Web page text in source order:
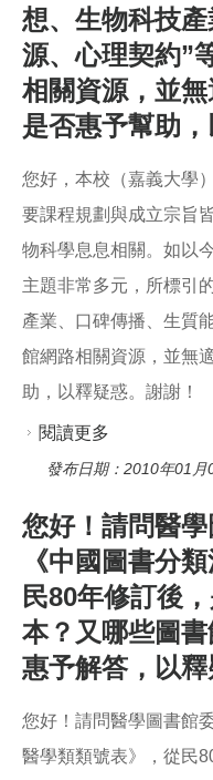
想、生物科技
源、心理契約”
相關資源，並
是否惠予幫助，
您好，本校（嘉義大學
要課程規劃與成立宗旨
物科學息息相關。如以
主題非常多元，所標引
產業、口碑傳播、生質
館網路相關資源，並無
助，以釋疑惑。謝謝！
閱讀更多
理研究所，
年研究生畢
所標引的關
口碑傳播、
館網路相關
否惠予幫助
發布日期：2010年01
您好！請問醫
《中國圖書分
民80年修訂後
本？又哪些圖
惠予解答，以釋
您好！請問醫學圖書館
醫學類類號表》，從民